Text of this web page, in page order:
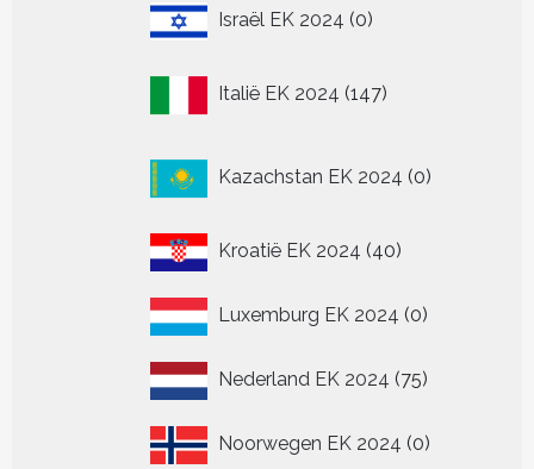
Israël EK 2024 00
Italië EK 2024 147
producten
Kazachstan EK 2024 0
producten
Kroatië EK 2024 4040
Luxemburg EK 2024 00
Nederland EK 2024 7575
Noorwegen EK 2024 00